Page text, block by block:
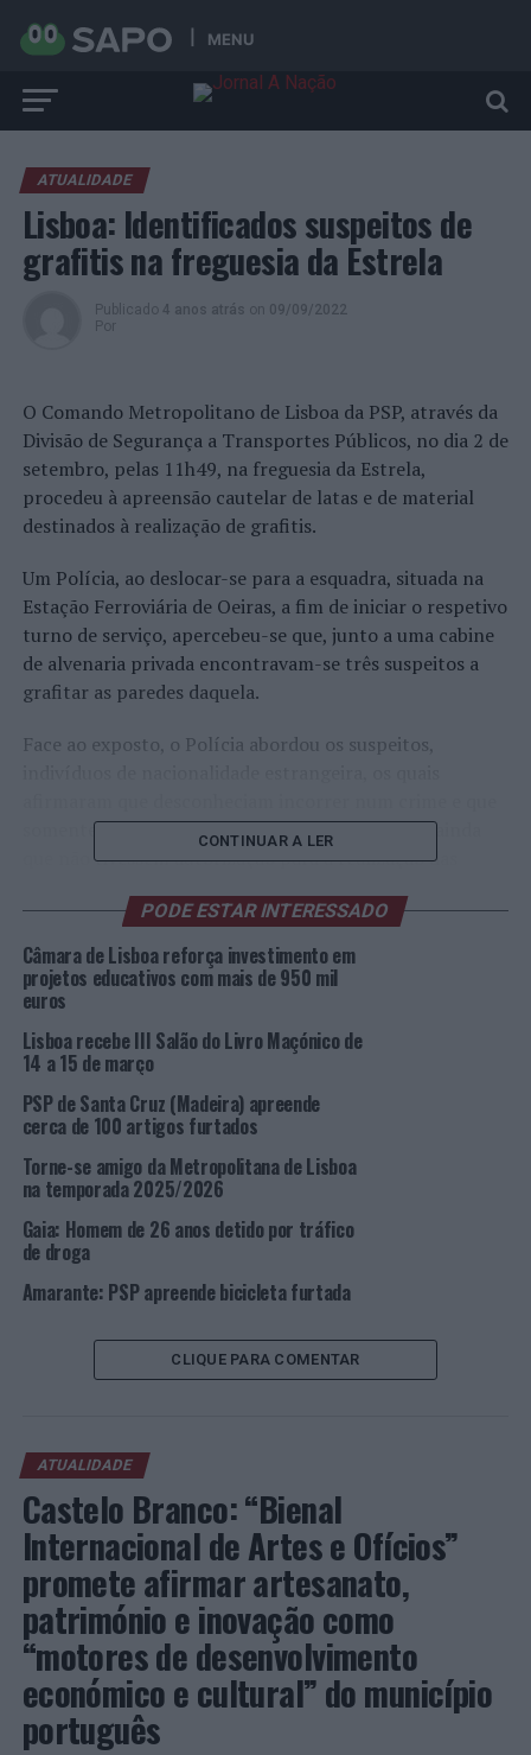
MENU
ATUALIDADE
Lisboa: Identificados suspeitos de
grafitis na freguesia da Estrela
Publicado 4 anos atrás on 09/09/2022
Por
O Comando Metropolitano de Lisboa da PSP, através da
Divisão de Segurança a Transportes Públicos, no dia 2 de
setembro, pelas 11h49, na freguesia da Estrela,
procedeu à apreensão cautelar de latas e de material
destinados à realização de grafitis.
Um Polícia, ao deslocar-se para a esquadra, situada na
Estação Ferroviária de Oeiras, a fim de iniciar o respetivo
turno de serviço, apercebeu-se que, junto a uma cabine
de alvenaria privada encontravam-se três suspeitos a
grafitar as paredes daquela.
Face ao exposto, o Polícia abordou os suspeitos,
somente estariam a realizar pinturas artísticas, ainda
que não tivessem autorização para a realização das
fenómeno esse para o qual os polícias da Divisão de
Segurança a Transportes Públicos estão familiarizados,
mormente em comboios, sendo um paradigma em vários
países.
Deste modo, foram apreendidos pela PSP, 70 bicos de
latas; 31 latas de
“A PSP continuará a desencadear todas as ações
preventivas possíveis no sentido de evitar que novas
ações idênticas sejam cometidas, evitando a danificação
da propriedade alheia, almejando, desta forma, reforçar
os níveis de segurança das populações em geral e dos
Metropolitana de Lisboa em particular”, sublinha a PSP.
PRÓXIMO
Santa Marta de Penaguião: Requalificação e valorização
da Casa do Cantoneiro da EN 2 já é uma realidade
Loures: Detido por violência doméstica
CONTINUAR A LER
PODE ESTAR INTERESSADO
Câmara de Lisboa reforça investimento em
projetos educativos com mais de 950 mil
euros
Lisboa recebe III Salão do Livro Maçónico de
14 a 15 de março
PSP de Santa Cruz (Madeira) apreende
cerca de 100 artigos furtados
Torne-se amigo da Metropolitana de Lisboa
na temporada 2025/2026
Gaia: Homem de 26 anos detido por tráfico
de droga
Amarante: PSP apreende bicicleta furtada
CLIQUE PARA COMENTAR
ATUALIDADE
Castelo Branco: “Bienal
Internacional de Artes e Ofícios”
promete afirmar artesanato,
património e inovação como
“motores de desenvolvimento
económico e cultural” do município
português